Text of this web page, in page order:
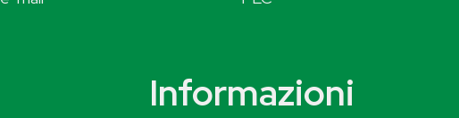
Informazioni